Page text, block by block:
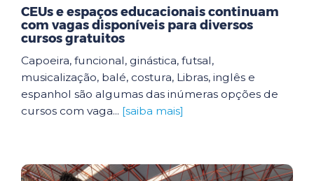
CEUs e espaços educacionais continuam
com vagas disponíveis para diversos
cursos gratuitos
Capoeira, funcional, ginástica, futsal,
musicalização, balé, costura, Libras, inglês e
espanhol são algumas das inúmeras opções de
cursos com vaga... [saiba mais]